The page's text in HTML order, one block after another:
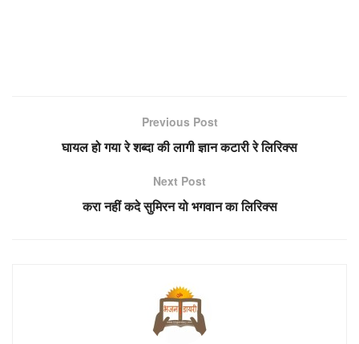
Previous Post
घायल हो गया रे शब्दा की लागी ज्ञान कटारी रे लिरिक्स
Next Post
करा नहीं कदे सुमिरन यो भगवान का लिरिक्स